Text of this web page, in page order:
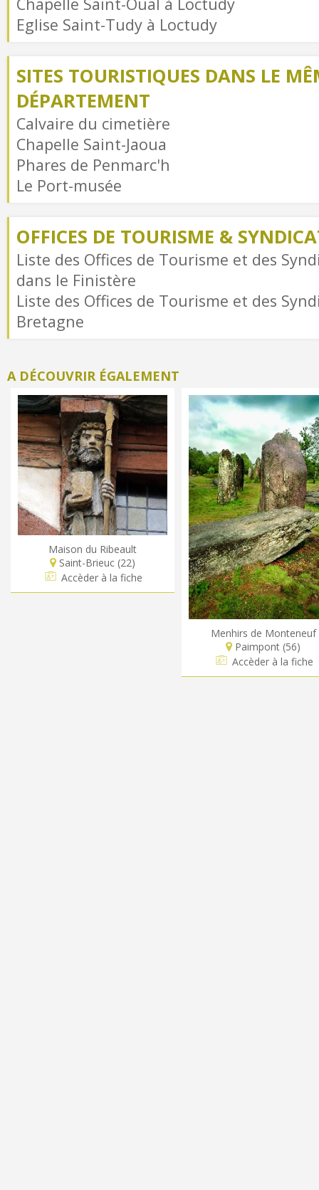
Eglise Saint-Tudy à Loctudy
SITES TOURISTIQUES DANS LE
DÉPARTEMENT
Calvaire du cimetière
Chapelle Saint-Jaoua
Phares de Penmarc'h
Le Port-musée
OFFICES DE TOURISME &
Liste des Offices de Tourisme et des
dans le Finistère
Liste des Offices de Tourisme et des
Bretagne
A DÉCOUVRIR ÉGALEMENT
Maison du Ribeault
Saint-Brieuc (22)
Accèder à la fiche
Menhirs de Monteneuf
Paimpont (56)
Accèder à la fiche